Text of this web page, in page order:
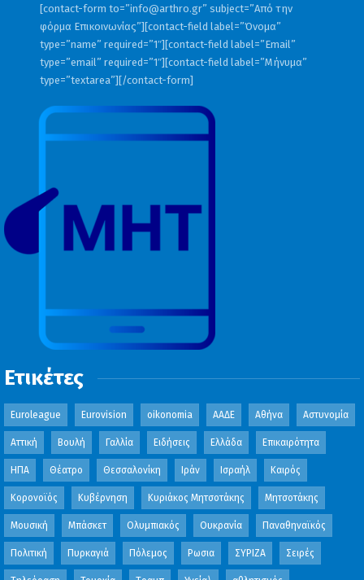
[contact-form to=”info@arthro.gr” subject=”Από την
φόρμα Επικοινωνίας”][contact-field label=”Όνομα”
type=”name” required=”1″][contact-field label=”Email”
type=”email” required=”1″][contact-field label=”Μήνυμα”
type=”textarea”][/contact-form]
Ετικέτες
Euroleague Eurovision oikonomia ΑΑΔΕ Αθήνα Αστυνομία
Αττική Βουλή Γαλλία Ειδήσεις Ελλάδα Επικαιρότητα
ΗΠΑ Θέατρο Θεσσαλονίκη Ιράν Ισραήλ Καιρός
Κορονοϊός Κυβέρνηση Κυριάκος Μητσοτάκης Μητσοτάκης
Μουσική Μπάσκετ Ολυμπιακός Ουκρανία Παναθηναϊκός
Πολιτική Πυρκαγιά Πόλεμος Ρωσια ΣΥΡΙΖΑ Σειρές